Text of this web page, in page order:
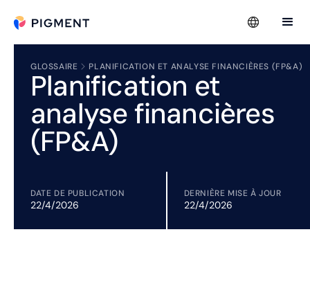
GLOSSAIRE PLANIFICATION ET ANALYSE FINANCIÈRES (FP&A)
Planification et
analyse financières
(FP&A)
DATE DE PUBLICATION
22/4/2026
DERNIÈRE MISE À JOUR
22/4/2026